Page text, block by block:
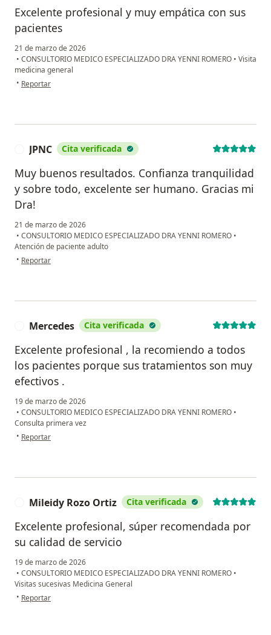
Excelente profesional y muy empática con sus
pacientes
21 de marzo de 2026
• CONSULTORIO MEDICO ESPECIALIZADO DRA YENNI ROMERO • Visita
medicina general
• en opinión del usuario Alejandro
Reportar
JPNC Cita verificada
Muy buenos resultados. Confianza tranquilidad
y sobre todo, excelente ser humano. Gracias mi
Dra!
21 de marzo de 2026
• CONSULTORIO MEDICO ESPECIALIZADO DRA YENNI ROMERO •
Atención de paciente adulto
• en opinión del usuario JPNC
Reportar
Mercedes Cita verificada
Excelente profesional , la recomiendo a todos
los pacientes porque sus tratamientos son muy
efectivos .
19 de marzo de 2026
• CONSULTORIO MEDICO ESPECIALIZADO DRA YENNI ROMERO •
Consulta primera vez
• en opinión del usuario Mercedes
Reportar
Mileidy Rozo Ortiz Cita verificada
Excelente profesional, súper recomendada por
su calidad de servicio
19 de marzo de 2026
• CONSULTORIO MEDICO ESPECIALIZADO DRA YENNI ROMERO •
Visitas sucesivas Medicina General
• en opinión del usuario Mileidy Rozo Ortiz
Reportar